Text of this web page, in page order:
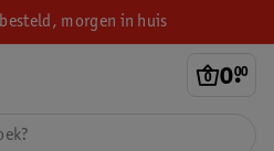
morgen in huis
0.
00